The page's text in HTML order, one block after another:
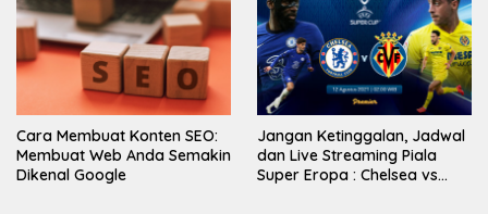
Cara Membuat Konten SEO:
Membuat Web Anda Semakin
Dikenal Google
Jangan Ketinggalan, Jadwal
dan Live Streaming Piala
Super Eropa : Chelsea vs